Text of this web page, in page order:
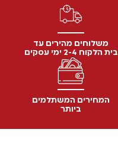
משלוחים מהירים עד
בית הלקוח 2-4 ימי עסקים
המחירים המשתלמים
ביותר